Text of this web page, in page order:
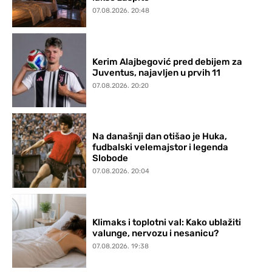
07.08.2026. 20:48
Kerim Alajbegović pred debijem za
Juventus, najavljen u prvih 11
07.08.2026. 20:20
Na današnji dan otišao je Huka,
fudbalski velemajstor i legenda
Slobode
07.08.2026. 20:04
Klimaks i toplotni val: Kako ublažiti
valunge, nervozu i nesanicu?
07.08.2026. 19:38